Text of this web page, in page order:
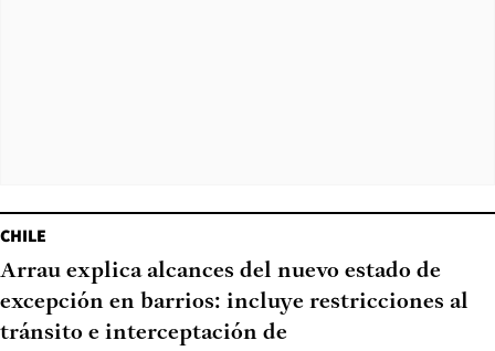
CHILE
Arrau explica alcances del nuevo estado de
excepción en barrios: incluye restricciones al
tránsito e interceptación de